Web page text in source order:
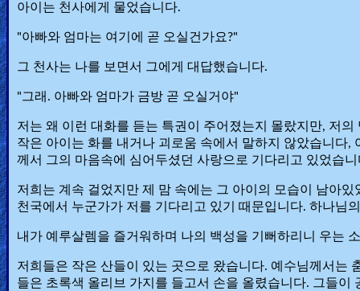
아이는 천사에게 물었습니다.
"아빠와 엄마는 여기에 곧 오실건가요?"
그 천사는 나를 보면서 그에게 대답했습니다.
"그래. 아빠와 엄마가 금방 곧 오실거야"
저는 왜 이런 대화를 듣는 특권이 주어졌는지 몰랐지만, 저
작은 아이는 화를 내거나 괴로움 속에서 말하지 않았습니다
께서 그의 마음속에 심어두셨던 사랑으로 기다리고 있었습니
저희는 계속 걸었지만 제 맘 속에는 그 아이의 모습이 남아
천국에서 누군가가 저를 기다리고 있기 때문입니다. 하나님
내가 예루살렘을 즐거워하며 나의 백성을 기뻐하리니 우는
저희들은 작은 산들이 있는 곳으로 왔습니다. 예수님께서는
들은 초록색 올리브 가지를 들고서 손을 올렸습니다. 그들